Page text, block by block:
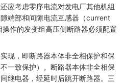
应考虑零序电流对发电厂其他机组
端部和间隙电流互感器（current
作的发变组高压侧断路器必须配置
现，即断路器本体非全相保护和保
一致保护）。断路器本体非全相保
继电器，经延时后跳开断路器。三